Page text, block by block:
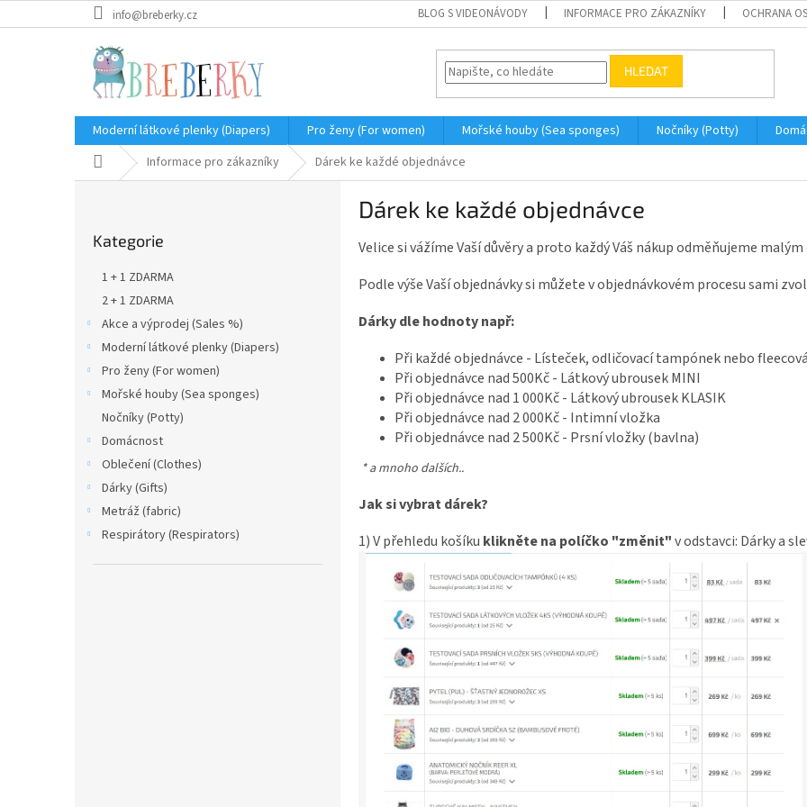
na
info@breberky.cz BLOG S VIDEONÁVODY INFORMACE PRO ZÁKAZNÍKY OCHRANA
HLEDAT
Moderní látkové plenky (Diapers) Pro ženy (For women) Mořské houby (Sea sponges) Nočníky (Potty)
Domů Informace pro zákazníky Dárek ke každé objednávce
kategorie
Kategorie
1 + 1 ZDARMA
2 + 1 ZDARMA
Akce a výprodej (Sales %)
Moderní látkové plenky (Diapers)
Pro ženy (For women)
Mořské houby (Sea sponges)
Nočníky (Potty)
Domácnost
Oblečení (Clothes)
Dárky (Gifts)
Metráž (fabric)
Respirátory (Respirators)
Dárek ke každé objednávce
Velice si vážíme Vaší důvěry a proto každý Váš nákup odměňujeme
Podle výše Vaší objednávky si můžete v objednávkovém procesu sami
Dárky dle hodnoty např:
Při každé objednávce - Lísteček, odličovací tampónek nebo
Při objednávce nad 500Kč - Látkový ubrousek MINI
Při objednávce nad 1 000Kč - Látkový ubrousek KLASIK
Při objednávce nad 2 000Kč - Intimní vložka
Při objednávce nad 2 500Kč - Prsní vložky (bavlna)
* a mnoho dalších..
Jak si vybrat dárek?
1) V přehledu košíku klikněte na políčko "změnit"v odstavci: Dárky a